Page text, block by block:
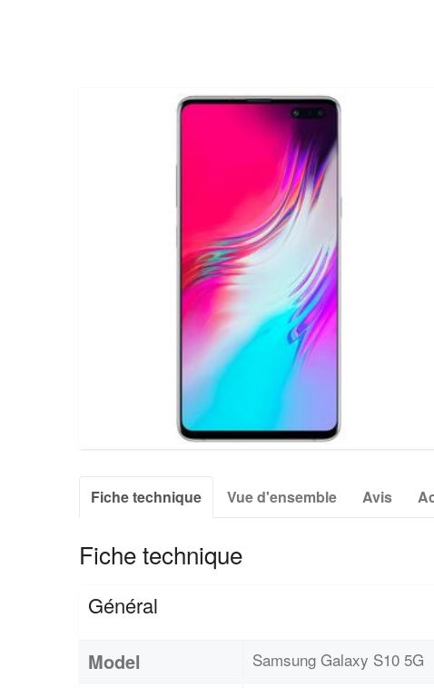
Fiche technique Vue d'ensemble Avis
Fiche technique
Général
Model Samsung Galaxy S10 5G